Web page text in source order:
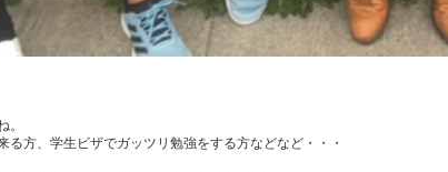
。
る方、学生ビザでガッツリ勉強をする方などなど・・・